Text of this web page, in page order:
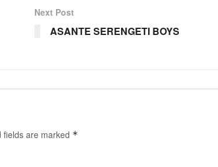
Next Post
ASANTE SERENGETI BOYS
fields are marked *